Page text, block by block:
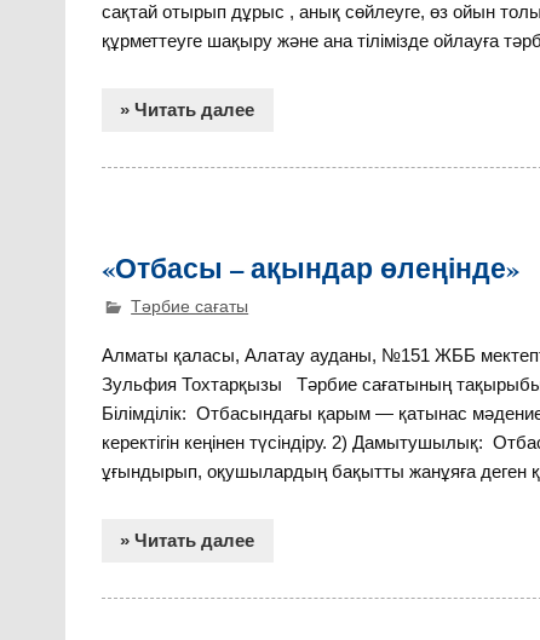
сақтай отырып дұрыс , анық сөйлеуге, өз ойын
құрметтеуге шақыру және ана тілімізде ойлауға
» Читать далее
«Отбасы – ақындар өлеңінде»
Тәрбие сағаты
Алматы қаласы, Алатау ауданы, №151 ЖББ
Зульфия Тохтарқызы Тәрбие сағатының
Білімділік: Отбасындағы қарым — қатынас
керектігін кеңінен түсіндіру. 2) Дамытушылық:
ұғындырып, оқушылардың бақытты жанұяға
» Читать далее